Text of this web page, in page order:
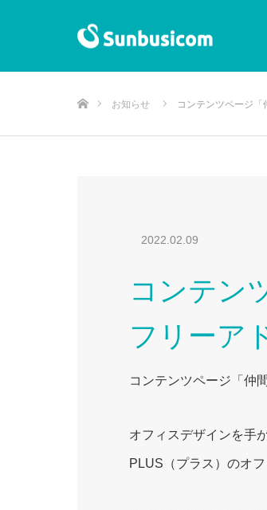
お知らせ コンテンツページ
2022.02.09
コンテン
フリーア
コンテンツページ「仲
オフィスデザインを手
PLUS（プラス）のオフ